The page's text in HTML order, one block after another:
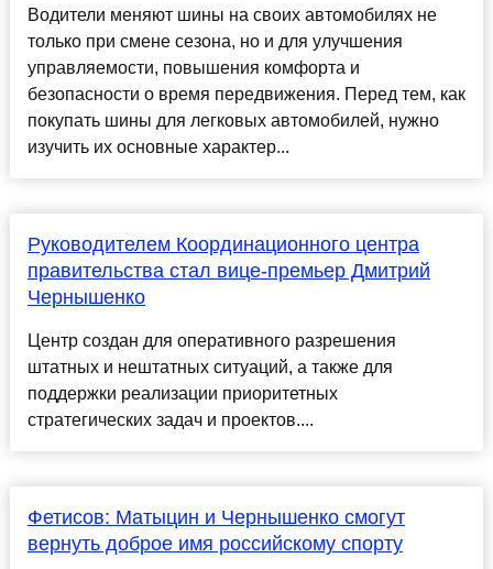
Водители меняют шины на своих автомобилях не
только при смене сезона, но и для улучшения
управляемости, повышения комфорта и
безопасности о время передвижения. Перед тем, как
покупать шины для легковых автомобилей, нужно
изучить их основные характер...
Руководителем Координационного центра
правительства стал вице-премьер Дмитрий
Чернышенко
Центр создан для оперативного разрешения
штатных и нештатных ситуаций, а также для
поддержки реализации приоритетных
стратегических задач и проектов....
Фетисов: Матыцин и Чернышенко смогут
вернуть доброе имя российскому спорту